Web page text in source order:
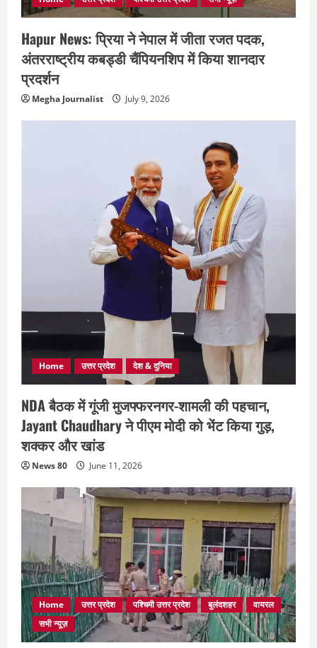
Hapur News: प्रिया ने नेपाल में जीता रजत पदक,
अंतरराष्ट्रीय कबड्डी चैंपियनशिप में किया शानदार
प्रदर्शन
Megha Journalist July 9, 2026
Home उत्तर प्रदेश देश & दुनिया
NDA बैठक में गूंजी मुजफ्फरनगर-शामली की पहचान,
Jayant Chaudhary ने पीएम मोदी को भेंट किया गुड़,
शक्कर और खांड
News 80 June 11, 2026
Home उत्तर प्रदेश पश्चिमी उत्तर प्रदेश बुलंदशहर
वायरल
सभी न्यूज़